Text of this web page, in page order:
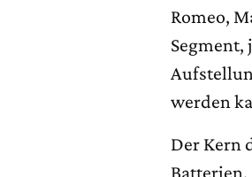
Romeo,
Segment,
werden
Der Kern